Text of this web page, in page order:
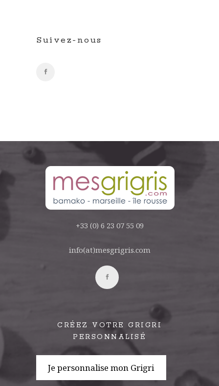
Suivez-nous
+33 (0) 6 23 07 55 09
info(at)mesgrigris.com
CRÉEZ VOTRE GRIGRI
PERSONNALISÉ
Je personnalise mon Grigri